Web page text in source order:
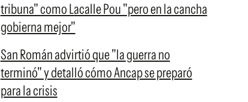
tribuna" como Lacalle Pou "pero en la cancha
gobierna mejor"
San Román advirtió que "la guerra no
terminó" y detalló cómo Ancap se preparó
para la crisis